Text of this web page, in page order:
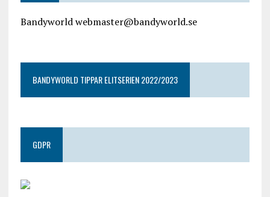
Bandyworld webmaster@bandyworld.se
BANDYWORLD TIPPAR ELITSERIEN 2022/2023
GDPR